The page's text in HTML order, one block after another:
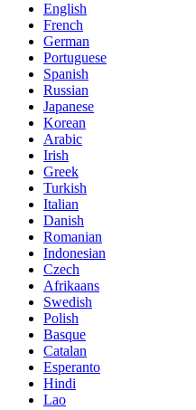
English
French
German
Portuguese
Spanish
Russian
Japanese
Korean
Arabic
Irish
Greek
Turkish
Italian
Danish
Romanian
Indonesian
Czech
Afrikaans
Swedish
Polish
Basque
Catalan
Esperanto
Hindi
Lao